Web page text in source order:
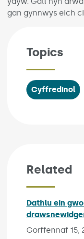
gan gynnwys eich
Topics
Cyffredinol
Related
Dathlu ein
Gorffennaf 15,